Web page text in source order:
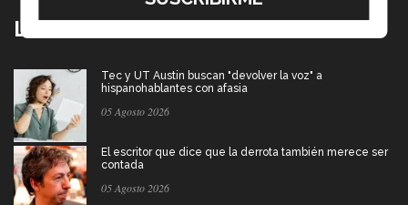
Lo más nuevo
Tec y UT Austin buscan "devolver la voz" a
hispanohablantes con afasia
05 Agosto 2026
El escritor que dice que la derrota también merece ser
contada
05 Agosto 2026